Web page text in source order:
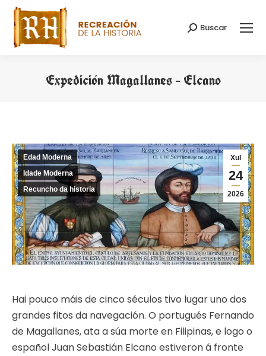
Search:
Buscar
Expedición Magallanes – Elcano
Xul
24
2026
Edad Moderna
Idade Moderna
Recuncho da historia
Hai pouco máis de cinco séculos tivo lugar uno dos
grandes fitos da navegación. O portugués Fernando
de Magallanes, ata a súa morte en Filipinas, e logo o
español Juan Sebastián Elcano estiveron á fronte